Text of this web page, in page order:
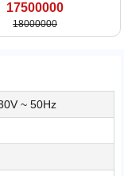
17500000
18000000
~ 50Hz